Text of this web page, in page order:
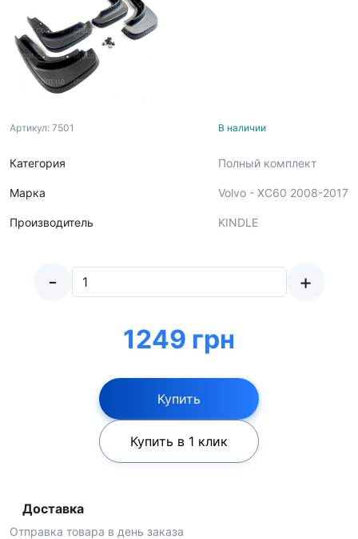
Артикул: 7501
Категория
Марка
Производитель
В наличии
Полный комплект
Volvo - XC60 2008-2017
KINDLE
- +
1249 грн
Купить
Купить в 1 клик
Доставка
Отправка товара в день заказа